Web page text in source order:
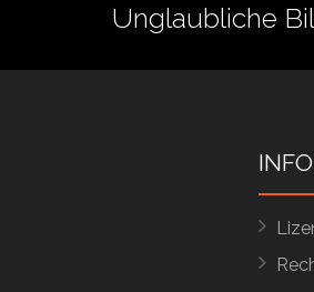
Unglaubliche